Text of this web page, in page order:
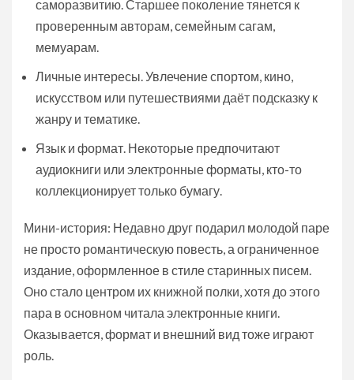
саморазвитию. Старшее поколение тянется к
проверенным авторам, семейным сагам,
мемуарам.
Личные интересы. Увлечение спортом, кино,
искусством или путешествиями даёт подсказку к
жанру и тематике.
Язык и формат. Некоторые предпочитают
аудиокниги или электронные форматы, кто-то
коллекционирует только бумагу.
Мини-история: Недавно друг подарил молодой паре
не просто романтическую повесть, а ограниченное
издание, оформленное в стиле старинных писем.
Оно стало центром их книжной полки, хотя до этого
пара в основном читала электронные книги.
Оказывается, формат и внешний вид тоже играют
роль.